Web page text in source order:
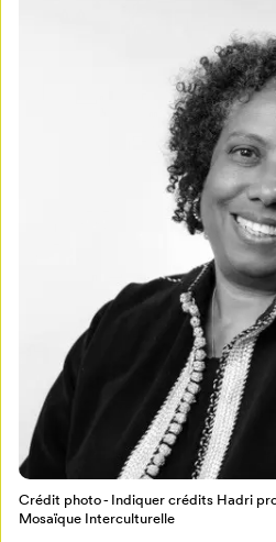
Crédit photo - Indiquer crédits Hadri
Mosaïque Interculturelle